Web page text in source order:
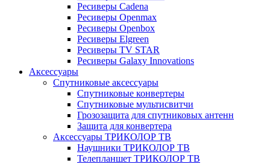
Ресиверы Cadena
Ресиверы Openmax
Ресиверы Openbox
Ресиверы Elgreen
Ресиверы TV STAR
Ресиверы Galaxy Innovations
Аксессуары
Спутниковые аксессуары
Спутниковые конвертеры
Спутниковые мультисвитчи
Грозозащита для спутниковых антенн
Защита для конвертера
Аксессуары ТРИКОЛОР ТВ
Наушники ТРИКОЛОР ТВ
Телепланшет ТРИКОЛОР ТВ